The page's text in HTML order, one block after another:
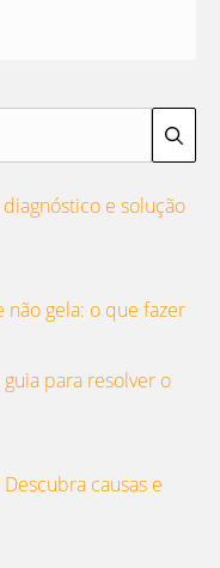
e solução
gela: o que fazer
para resolver o
causas e